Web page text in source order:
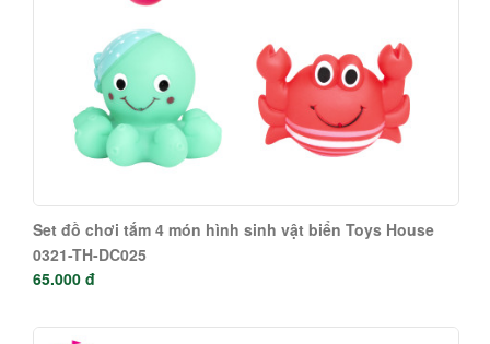
Set đồ chơi tắm 4 món hình sinh vật biển Toys House
0321-TH-DC025
65.000 đ